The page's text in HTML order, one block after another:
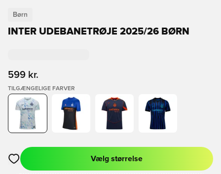
Børn
INTER UDEBANETRØJE 2025/26 BØRN
599 kr.
TILGÆNGELIGE FARVER
Åbner en Modal til at logge ind eller tilmelde dig som medlem
Vælg størrelse